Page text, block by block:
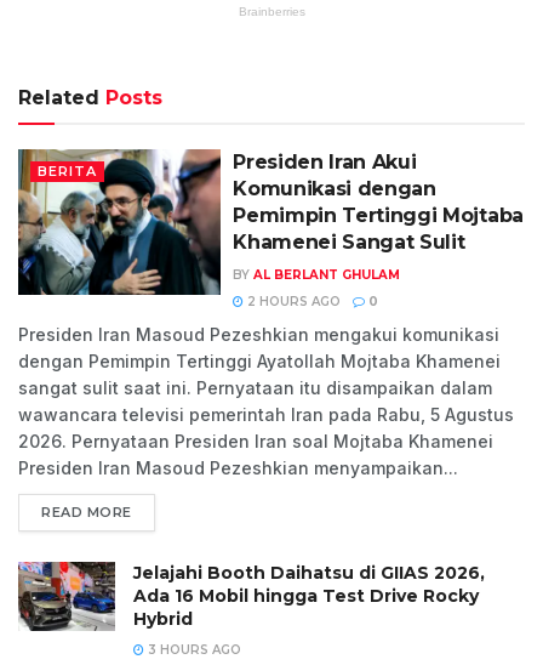
Related Posts
BERITA
Presiden Iran Akui
Komunikasi dengan
Pemimpin Tertinggi Mojtaba
Khamenei Sangat Sulit
BY AL BERLANT GHULAM
2 HOURS AGO
0
Presiden Iran Masoud Pezeshkian mengakui komunikasi
dengan Pemimpin Tertinggi Ayatollah Mojtaba Khamenei
sangat sulit saat ini. Pernyataan itu disampaikan dalam
wawancara televisi pemerintah Iran pada Rabu, 5 Agustus
2026. Pernyataan Presiden Iran soal Mojtaba Khamenei
Presiden Iran Masoud Pezeshkian menyampaikan...
READ MORE
Jelajahi Booth Daihatsu di GIIAS 2026,
Ada 16 Mobil hingga Test Drive Rocky
Hybrid
3 HOURS AGO